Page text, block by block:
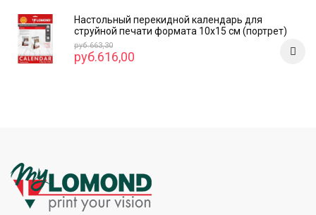
Настольный перекидной календарь для
струйной печати формата 10x15 см (портрет)
руб.663,30
руб.616,00